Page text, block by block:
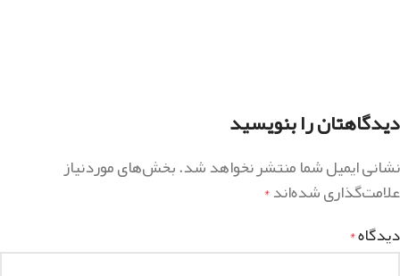
دیدگاهتان را بنویسید
نشانی ایمیل شما منتشر نخواهد شد.بخش‌های موردنیاز
علامت‌گذاری شده‌اند*
دیدگاه*